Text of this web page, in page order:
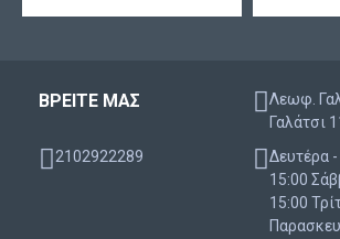
ΒΡΕΙΤΕ ΜΑΣ
Λεωφ.
Γαλάτσι
2102922289
Δευτέρα
15:00
15:00